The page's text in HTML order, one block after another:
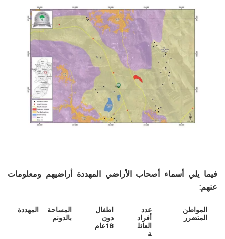
فيما يلي أسماء أصحاب الأراضي المهددة أراضيهم ومعلومات
عنهم:
المواطن
المتضرر
عدد
أفراد
العائل
ة
اطفال
دون
18عام
المساحة المهددة
بالدونم